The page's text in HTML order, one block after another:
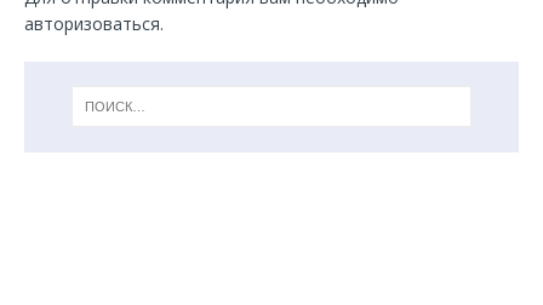
авторизоваться.